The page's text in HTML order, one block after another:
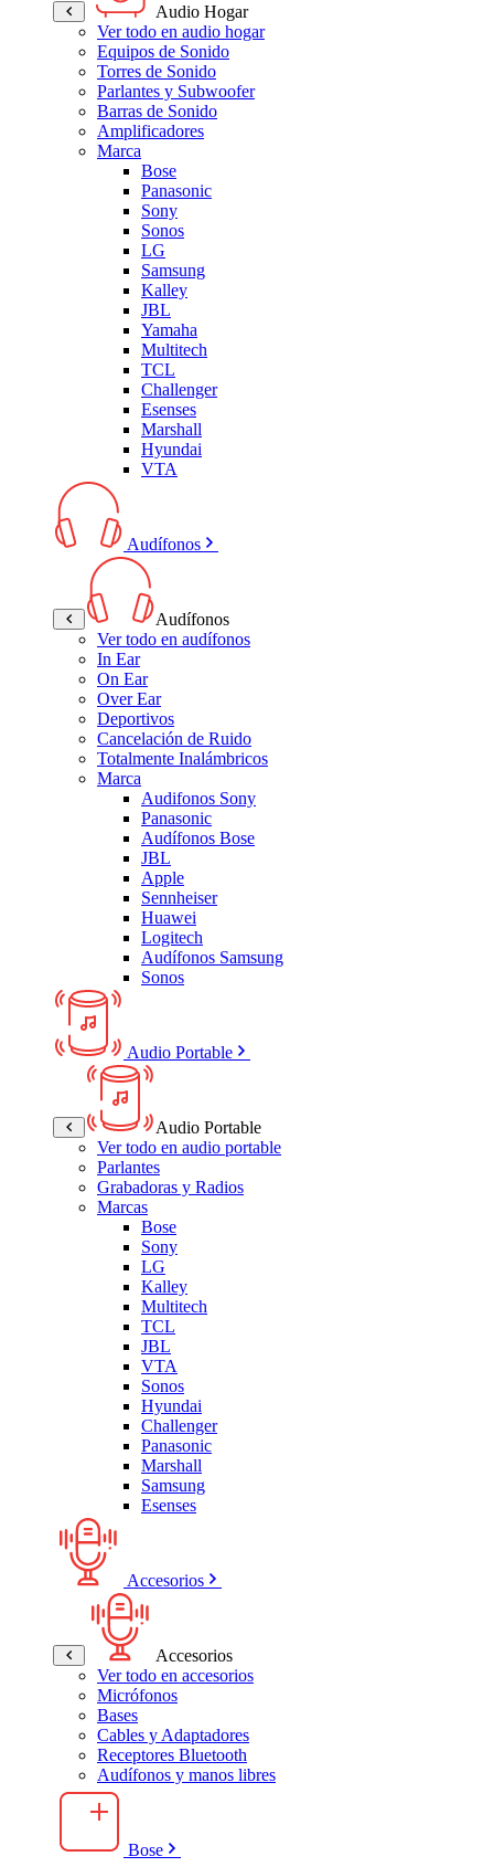
Audio Hogar
Ver todo en audio hogar
Equipos de Sonido
Torres de Sonido
Parlantes y Subwoofer
Barras de Sonido
Amplificadores
Marca
Bose
Panasonic
Sony
Sonos
LG
Samsung
Kalley
JBL
Yamaha
Multitech
TCL
Challenger
Esenses
Marshall
Hyundai
VTA
Audífonos
Audífonos
Ver todo en audífonos
In Ear
On Ear
Over Ear
Deportivos
Cancelación de Ruido
Totalmente Inalámbricos
Marca
Audifonos Sony
Panasonic
Audífonos Bose
JBL
Apple
Sennheiser
Huawei
Logitech
Audífonos Samsung
Sonos
Audio Portable
Audio Portable
Ver todo en audio portable
Parlantes
Grabadoras y Radios
Marcas
Bose
Sony
LG
Kalley
Multitech
TCL
JBL
VTA
Sonos
Hyundai
Challenger
Panasonic
Marshall
Samsung
Esenses
Accesorios
Accesorios
Ver todo en accesorios
Micrófonos
Bases
Cables y Adaptadores
Receptores Bluetooth
Audífonos y manos libres
Bose